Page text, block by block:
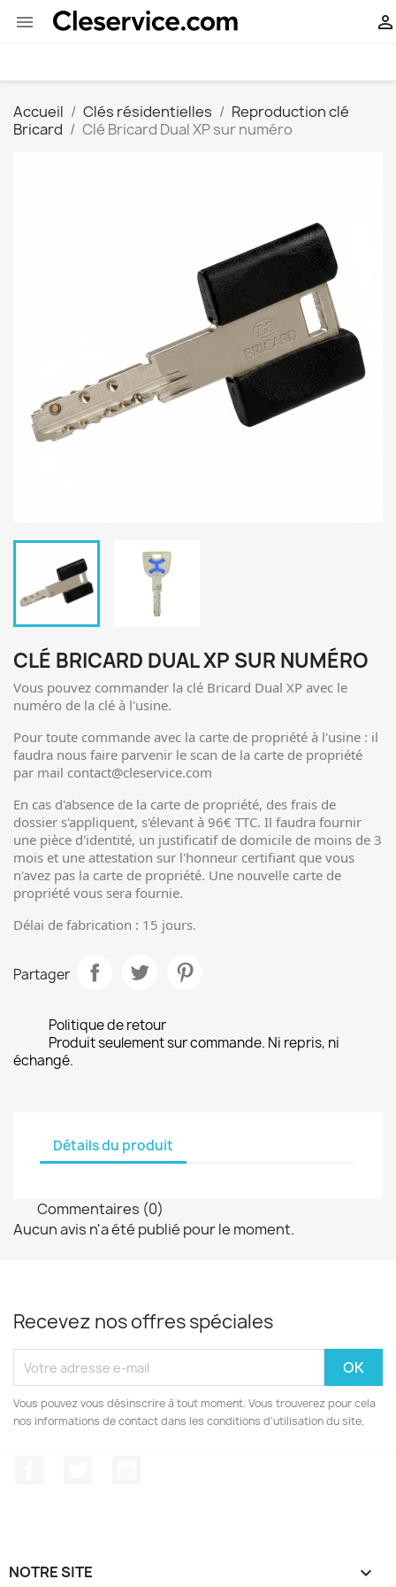
 
Accueil Clés résidentielles
Reproduction clé
Bricard
Clé Bricard Dual XP sur numéro
CLÉ BRICARD DUAL XP SUR NUMÉRO
Vous pouvez commander la clé Bricard Dual XP avec le
numéro de la clé à l'usine.
Pour toute commande avec la carte de propriété à l'usine : il
faudra nous faire parvenir le scan de la carte de propriété
par mail contact@cleservice.com
En cas d'absence de la carte de propriété, des frais de
dossier s'appliquent, s'élevant à 96€ TTC. Il faudra fournir
une pièce d'identité, un justificatif de domicile de moins de 3
mois et une attestation sur l'honneur certifiant que vous
n'avez pas la carte de propriété. Une nouvelle carte de
propriété vous sera fournie.
Délai de fabrication : 15 jours.
Partager
Politique de retour
Produit seulement sur commande. Ni repris, ni
échangé.
Détails du produit
Commentaires (0)
Aucun avis n'a été publié pour le moment.
Recevez nos offres spéciales
Vous pouvez vous désinscrire à tout moment. Vous trouverez pour cela
nos informations de contact dans les conditions d'utilisation du site.
NOTRE SITE 